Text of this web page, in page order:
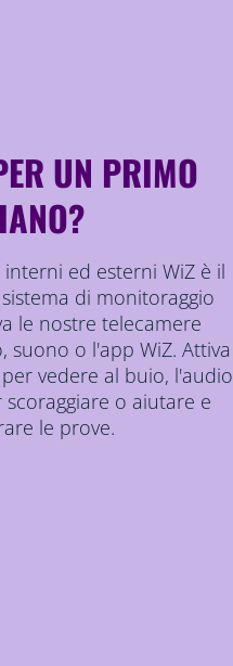
UN PRIMO
ed esterni WiZ è il
di monitoraggio
le nostre telecamere
o l'app WiZ. Attiva
vedere al buio, l'audio
o aiutare e
le prove.